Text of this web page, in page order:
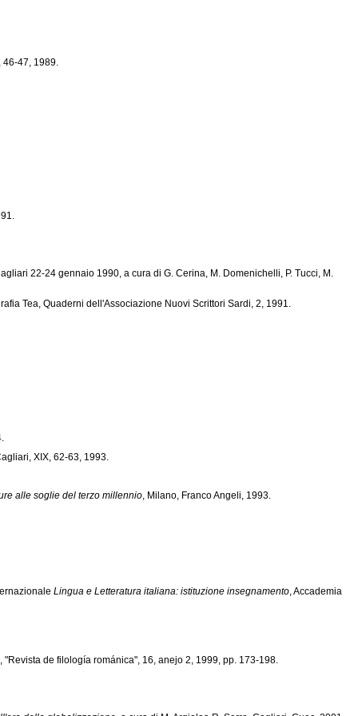
46-47, 1989.
22-24 gennaio 1990, a cura di G. Cerina, M. Domenichelli, P. Tucci, M.
Tea, Quaderni dell'Associazione Nuovi Scrittori Sardi, 2, 1991.
XIX, 62-63, 1993.
alle soglie del terzo millennio, Milano, Franco Angeli, 1993.
Lingua e Letteratura italiana: istituzione insegnamento, Accademia
, "Revista de filología románica", 16, anejo 2, 1999, pp. 173-198.